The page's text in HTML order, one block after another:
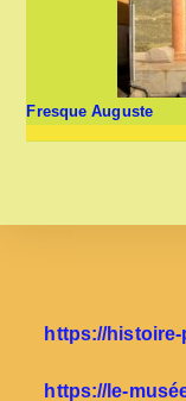
Fresque Auguste
https://
https://le-